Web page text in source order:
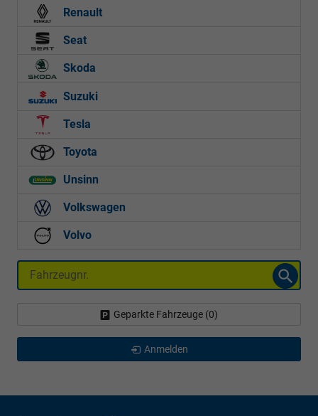
Renault
Seat
Skoda
Suzuki
Tesla
Toyota
Unsinn
Volkswagen
Volvo
Fahrzeugnr.
Geparkte Fahrzeuge (0)
Anmelden